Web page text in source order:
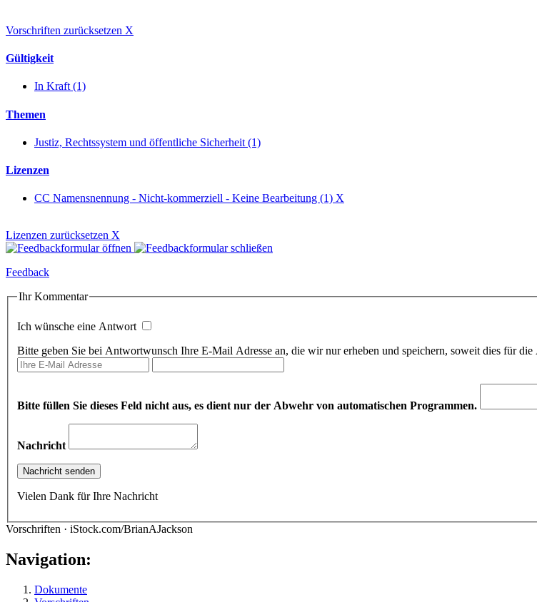
Vorschriften zurücksetzen X
Gültigkeit
In Kraft (1)
Themen
Justiz, Rechtssystem und öffentliche Sicherheit (1)
Lizenzen
CC Namensnennung - Nicht-kommerziell - Keine Bearbeitung (1) X
Lizenzen zurücksetzen X
Feedback
Ihr Kommentar
Ich wünsche eine Antwort
Bitte geben Sie bei Antwortwunsch Ihre E-Mail Adresse an, die wir nur erheben und speichern, soweit dies für
Bitte füllen Sie dieses Feld nicht aus, es dient nur der Abwehr von automatischen Programmen.
Nachricht
Vielen Dank für Ihre Nachricht
Vorschriften · iStock.com/BrianAJackson
Navigation:
Dokumente